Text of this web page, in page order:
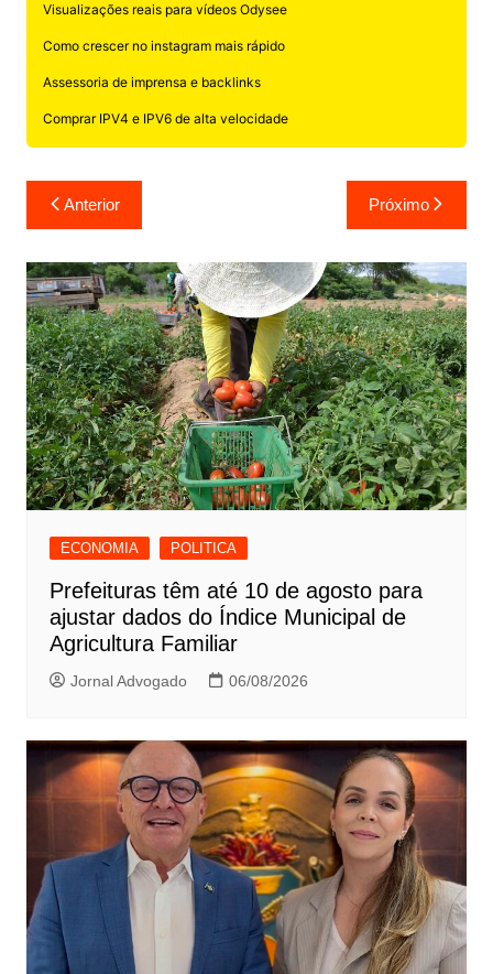
Visualizações reais para vídeos Odysee
Como crescer no instagram mais rápido
Assessoria de imprensa e backlinks
Comprar IPV4 e IPV6 de alta velocidade
Navegação
de
Post
Anterior Próximo
ECONOMIA POLITICA
Prefeituras têm até 10 de agosto para
ajustar dados do Índice Municipal de
Agricultura Familiar
Jornal Advogado 06/08/2026